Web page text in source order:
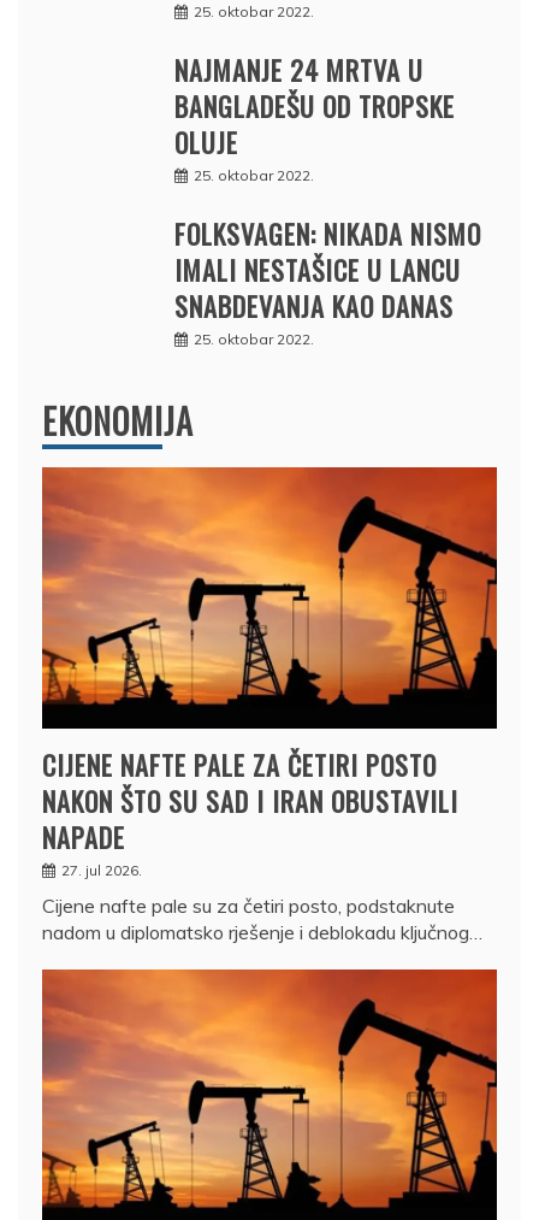
25. oktobar 2022.
NAJMANJE 24 MRTVA U
BANGLADEŠU OD TROPSKE
OLUJE
25. oktobar 2022.
FOLKSVAGEN: NIKADA NISMO
IMALI NESTAŠICE U LANCU
SNABDEVANJA KAO DANAS
25. oktobar 2022.
EKONOMIJA
CIJENE NAFTE PALE ZA ČETIRI POSTO
NAKON ŠTO SU SAD I IRAN OBUSTAVILI
NAPADE
27. jul 2026.
Cijene nafte pale su za četiri posto, podstaknute
nadom u diplomatsko rješenje i deblokadu ključnog…